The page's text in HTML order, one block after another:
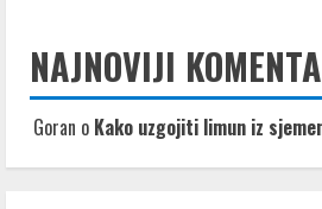
NAJNOVIJI
Goran o Kako uzgojiti limun iz